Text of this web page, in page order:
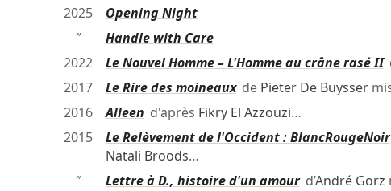
2025
Opening Night
″
Handle with Care
2022
Le Nouvel Homme – L'Homme au crâne rasé II
2017
Le Rire des moineauxde Pieter De Buysser
2016
Alleen d'après Fikry El Azzouzi…
2015
Le Relèvement de l'Occident : BlancRougeNoir
Natali Broods…
″
Lettre à D., histoire d'un amourd’André Gorz